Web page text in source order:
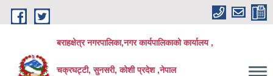
Skip to main content
बराहक्षेत्र नगरपालिका,नगर कार्यपालिकाको कार्यालय ,
चक्रघट्टी, सुनसरी, कोशी प्रदेश ,नेपाल